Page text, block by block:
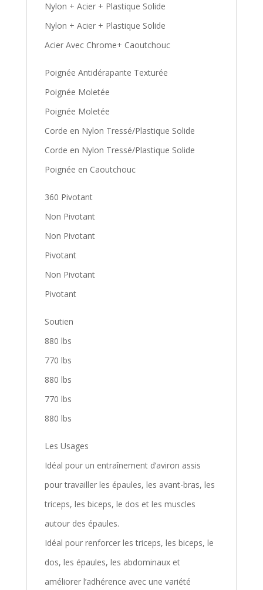
Nylon + Acier + Plastique Solide
Nylon + Acier + Plastique Solide
Acier Avec Chrome+ Caoutchouc
Poignée Antidérapante Texturée
Poignée Moletée
Poignée Moletée
Corde en Nylon Tressé/Plastique Solide
Corde en Nylon Tressé/Plastique Solide
Poignée en Caoutchouc
360 Pivotant
Non Pivotant
Non Pivotant
Pivotant
Non Pivotant
Pivotant
Soutien
880 lbs
770 lbs
880 lbs
770 lbs
880 lbs
Les Usages
Idéal pour un entraînement d’aviron assis
pour travailler les épaules, les avant-bras, les
triceps, les biceps, le dos et les muscles
autour des épaules.
Idéal pour renforcer les triceps, les biceps, le
dos, les épaules, les abdominaux et
améliorer l’adhérence avec une variété